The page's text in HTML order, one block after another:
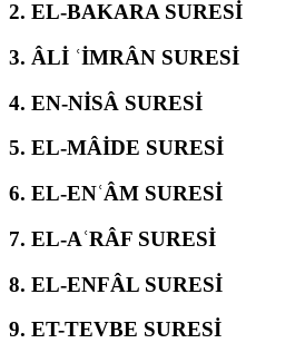
2. EL-BAKARA SURESİ
3. ÂLİ ʿİMRÂN SURESİ
4. EN-NİSÂ SURESİ
5. EL-MÂİDE SURESİ
6. EL-ENʿÂM SURESİ
7. EL-AʿRÂF SURESİ
8. EL-ENFÂL SURESİ
9. ET-TEVBE SURESİ